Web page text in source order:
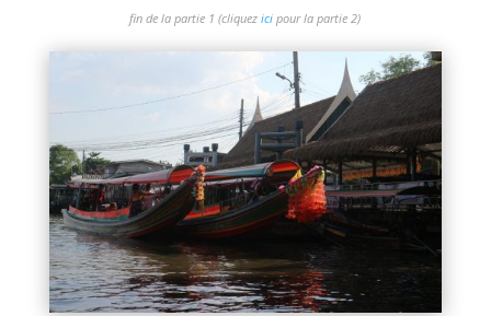
fin de la partie 1 (cliquezici pour la partie 2)